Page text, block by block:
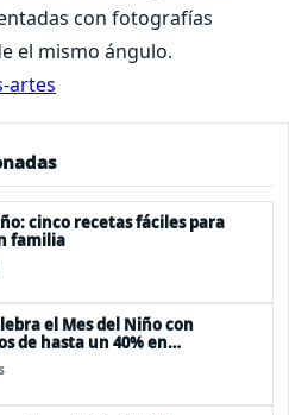
con fotografías
el mismo ángulo.
cinco recetas fáciles para
familia
el Mes del Niño con
de hasta un 40% en
cine, shows y streaming